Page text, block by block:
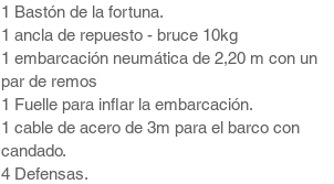
1 Bastón de la fortuna.
1 ancla de repuesto - bruce 10kg
1 embarcación neumática de 2,20 m con un
par de remos
1 Fuelle para inflar la embarcación.
1 cable de acero de 3m para el barco con
candado.
4 Defensas.